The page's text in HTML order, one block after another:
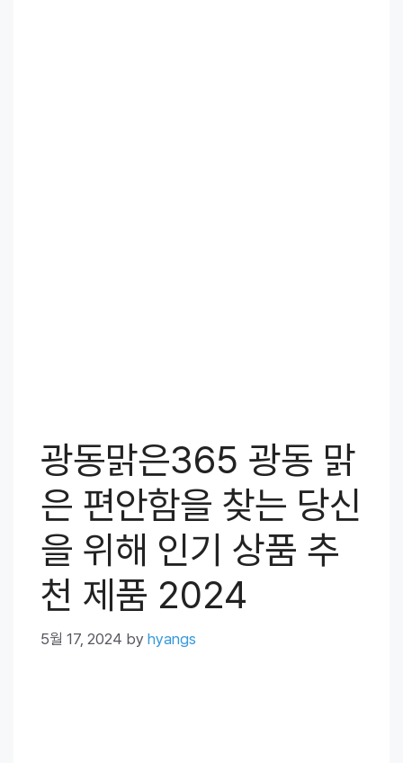
광동맑은365 광동 맑
은 편안함을 찾는 당신
을 위해 인기 상품 추
천 제품 2024
5월 17, 2024 by hyangs